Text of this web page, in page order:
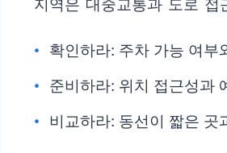
지역은 대중교통과 도로
확인하라: 주차 가능 여부
준비하라: 위치 접근성과
비교하라: 동선이 짧은 곳